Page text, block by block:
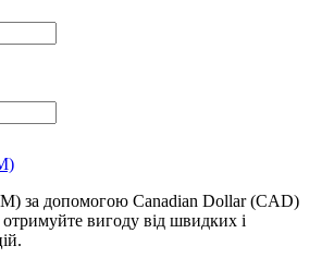
за допомогою Canadian Dollar (CAD)
отримуйте вигоду від швидких і